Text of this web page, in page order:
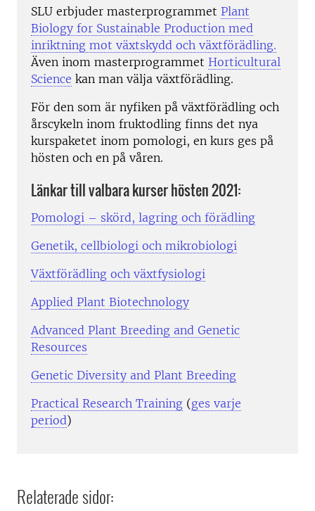
SLU erbjuder masterprogrammet Plant
Biology for Sustainable Production med
inriktning mot växtskydd och växtförädling.
Även inom masterprogrammet Horticultural
Science kan man välja växtförädling.
För den som är nyfiken på växtförädling och
årscykeln inom fruktodling finns det nya
kurspaketet inom pomologi, en kurs ges på
hösten och en på våren.
Länkar till valbara kurser hösten 2021:
Pomologi – skörd, lagring och förädling
Genetik, cellbiologi och mikrobiologi
Växtförädling och växtfysiologi
Applied Plant Biotechnology
Advanced Plant Breeding and Genetic
Resources
Genetic Diversity and Plant Breeding
Practical Research Training (ges varje
period)
Relaterade sidor: